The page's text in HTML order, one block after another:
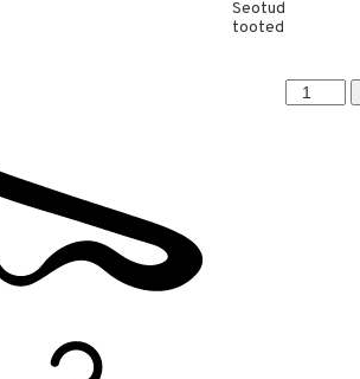
Karin
kogus
Seotud
tooted